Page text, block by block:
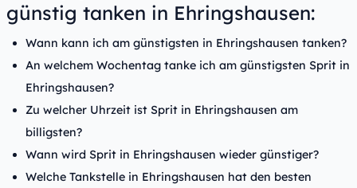
günstig tanken in Ehringshausen:
Wann kann ich am günstigsten in Ehringshausen tanken?
An welchem Wochentag tanke ich am günstigsten Sprit in
Ehringshausen?
Zu welcher Uhrzeit ist Sprit in Ehringshausen am
billigsten?
Wann wird Sprit in Ehringshausen wieder günstiger?
Welche Tankstelle in Ehringshausen hat den besten